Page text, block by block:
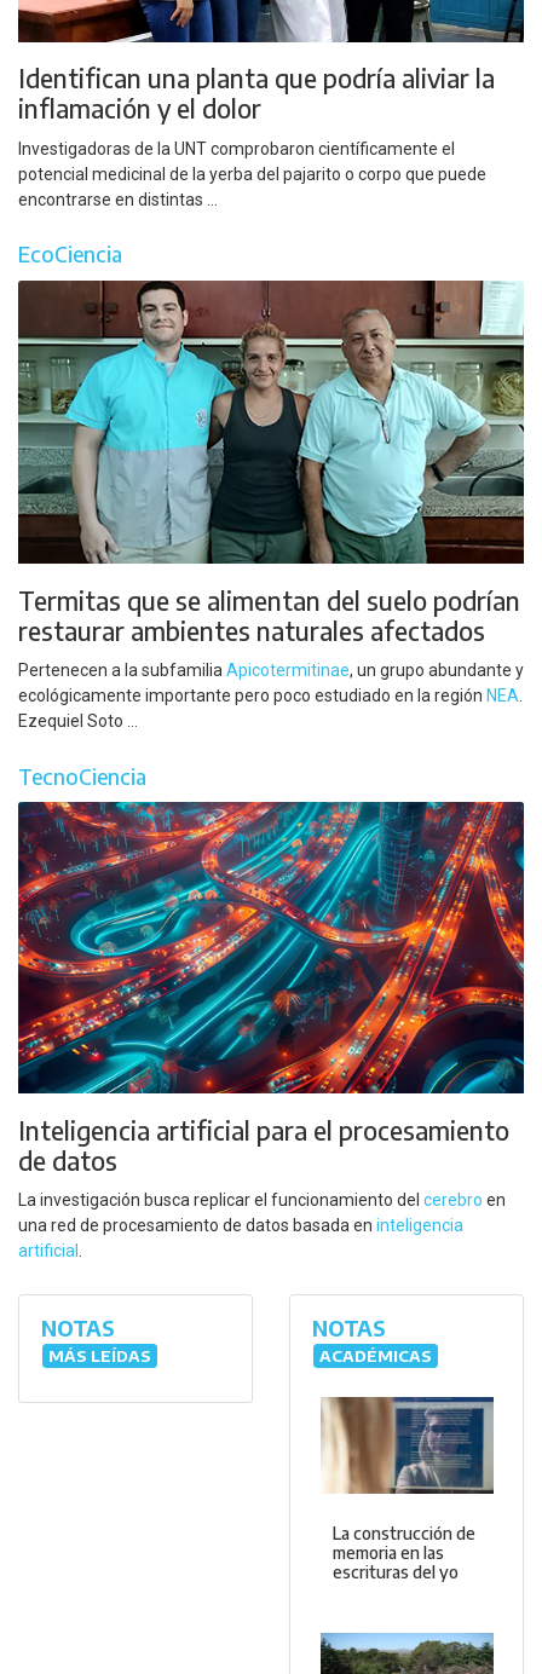
Identifican una planta que podría aliviar la
inflamación y el dolor
Investigadoras de la UNT comprobaron científicamente el
potencial medicinal de la yerba del pajarito o corpo que puede
encontrarse en distintas ...
EcoCiencia
Termitas que se alimentan del suelo podrían
restaurar ambientes naturales afectados
Pertenecen a la subfamiliaApicotermitinae, un grupo abundante y
ecológicamente importante pero poco estudiado en la región NEA.
Ezequiel Soto ...
TecnoCiencia
Inteligencia artificial para el procesamiento
de datos
La investigación busca replicar el funcionamiento del cerebro en
una red de procesamiento de datos basada en inteligencia
artificial .
NOTAS
MÁS LEÍDAS
NOTAS
ACADÉMICAS
La construcción de
memoria en las
escrituras del yo